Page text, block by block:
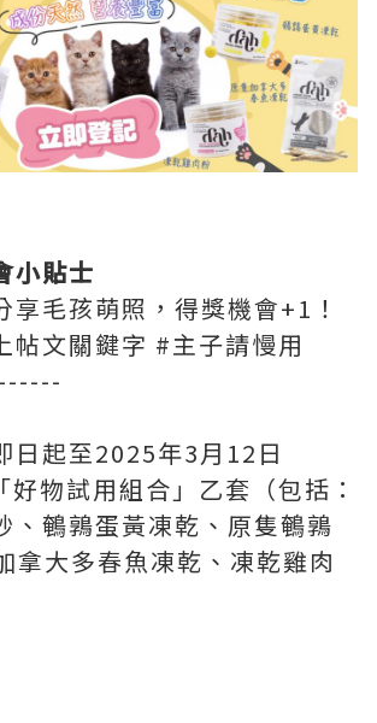
小貼士
享毛孩萌照，得獎機會+1！
帖文關鍵字 #主子請慢用
日起至2025年3月12日
物試用組合」乙套（包括：
、鵪鶉蛋黃凍乾、原隻鵪鶉
拿大多春魚凍乾、凍乾雞肉